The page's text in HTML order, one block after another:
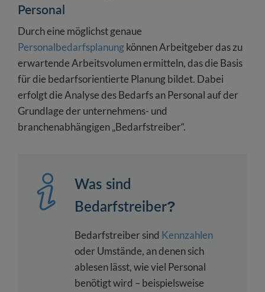
Personal
Durch eine möglichst genaue
Personalbedarfsplanungkönnen Arbeitgeber das zu
erwartende Arbeitsvolumen ermitteln, das die Basis
für die bedarfsorientierte Planung bildet. Dabei
erfolgt die Analyse des Bedarfs an Personal auf der
Grundlage der unternehmens- und
branchenabhängigen „Bedarfstreiber“.
Was sind
Bedarfstreiber?
Bedarfstreiber sind Kennzahlen
oder Umstände, an denen sich
ablesen lässt, wie viel Personal
benötigt wird – beispielsweise